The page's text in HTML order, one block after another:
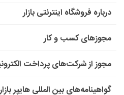
درباره‌ فروشگاه اینترنتی بازار
مجوزهای کسب و کار
مجوز از شرکت‌های پرداخت
گواهینامه‌های بین المللی هایپر بازار